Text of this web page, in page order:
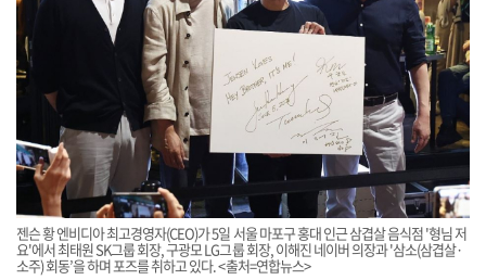
젠슨 황 엔비디아 최고경영자(CEO)가 5일 서울 마포구 홍대 인근 삼겹살 음식점 '형님 저
요'에서 최태원 SK그룹 회장, 구광모 LG그룹 회장, 이해진 네이버 의장과 '삼소(삼겹살·
소주) 회동’을 하며 포즈를 취하고 있다. <출처=연합뉴스>